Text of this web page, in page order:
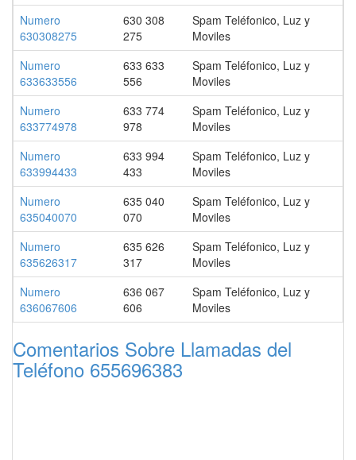
Numero
630308275
630 308
275
Spam Teléfonico, Luz y
Moviles
Numero
633633556
633 633
556
Spam Teléfonico, Luz y
Moviles
Numero
633774978
633 774
978
Spam Teléfonico, Luz y
Moviles
Numero
633994433
633 994
433
Spam Teléfonico, Luz y
Moviles
Numero
635040070
635 040
070
Spam Teléfonico, Luz y
Moviles
Numero
635626317
635 626
317
Spam Teléfonico, Luz y
Moviles
Numero
636067606
636 067
606
Spam Teléfonico, Luz y
Moviles
Comentarios Sobre Llamadas del
Teléfono 655696383